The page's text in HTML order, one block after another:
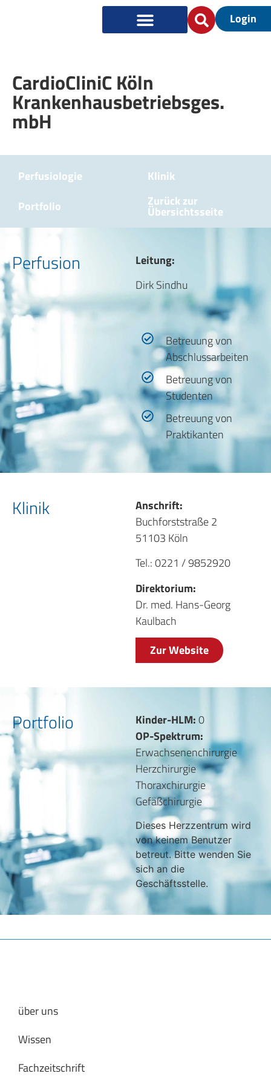
Login
CardioCliniC Köln
Krankenhausbetriebsges.
mbH
Perfusiologie
Klinik
Portfolio
Zurück zur
Übersichtsseite
Perfusion
Leitung:
Dirk Sindhu
Betreuung von
Abschlussarbeiten
Betreuung von
Studenten
Betreuung von
Praktikanten
Klinik
Anschrift:
Buchforststraße 2
51103 Köln
Tel.: 0221 / 9852920
Direktorium:
Dr. med. Hans-Georg
Kaulbach
Zur Website
Portfolio Kinder-HLM:0
OP-Spektrum:
Erwachsenenchirurgie
Herzchirurgie
Thoraxchirurgie
Gefäßchirurgie
Dieses Herzzentrum wird
von keinem Benutzer
betreut. Bitte wenden Sie
sich an die
Geschäftsstelle.
über uns
Wissen
Fachzeitschrift